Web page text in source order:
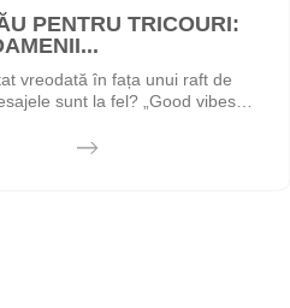
PENTRU TRICOURI:
vreodată în fața unui raft de
sunt la fel? „Good vibes